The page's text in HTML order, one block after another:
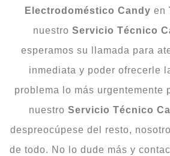
Electrodoméstico Candy en
nuestro Servicio Técnico
esperamos su llamada para
inmediata y poder ofrecerle
problema lo más urgentemente
nuestro Servicio Técnico
despreocúpese del resto,
de todo. No lo dude más y